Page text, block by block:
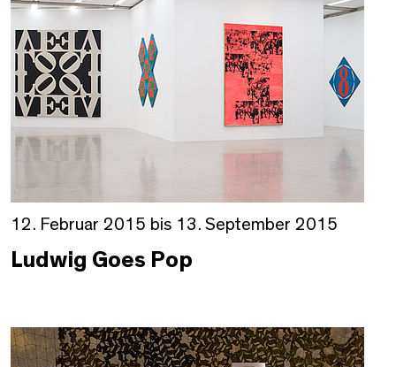
12. Februar 2015 bis 13. September 2015
Ludwig Goes Pop